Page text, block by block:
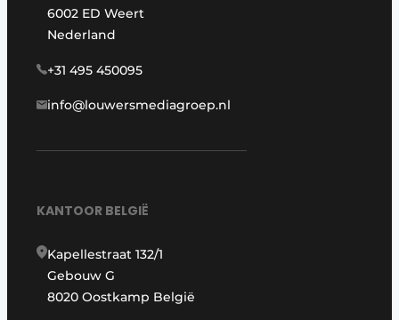
6002 ED Weert
Nederland
+31 495 450095
info@louwersmediagroep.nl
KANTOOR BELGIË
Kapellestraat 132/1
Gebouw G
8020 Oostkamp België